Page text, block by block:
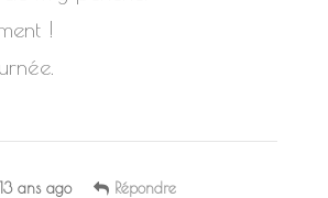
!
13 ans ago Répondre